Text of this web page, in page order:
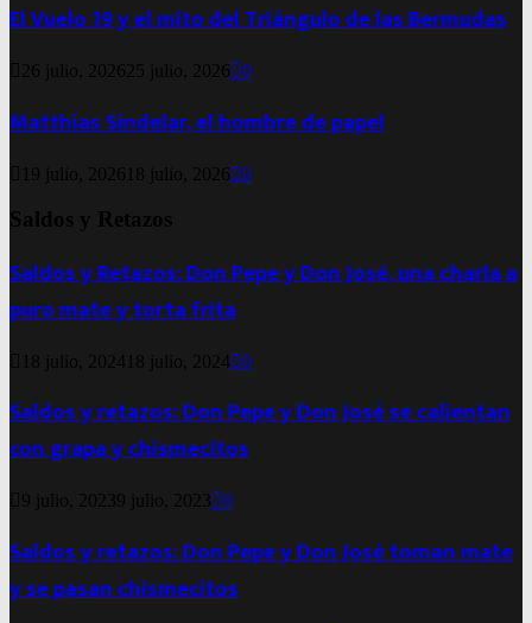
El Vuelo 19 y el mito del Triángulo de las Bermudas
26 julio, 2026 25 julio, 2026 0
Matthias Sindelar, el hombre de papel
19 julio, 2026 18 julio, 2026 0
Saldos y Retazos
Saldos y Retazos: Don Pepe y Don José, una charla a
puro mate y torta frita
18 julio, 2024 18 julio, 2024 0
Saldos y retazos: Don Pepe y Don José se calientan
con grapa y chismecitos
9 julio, 20239 julio, 2023 0
Saldos y retazos: Don Pepe y Don José toman mate
y se pasan chismecitos